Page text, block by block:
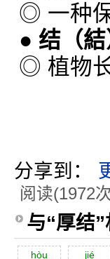
◎ 一种
● 结 （結
◎ 植物
分享到：
阅读(1972
与“厚结
hòu jié